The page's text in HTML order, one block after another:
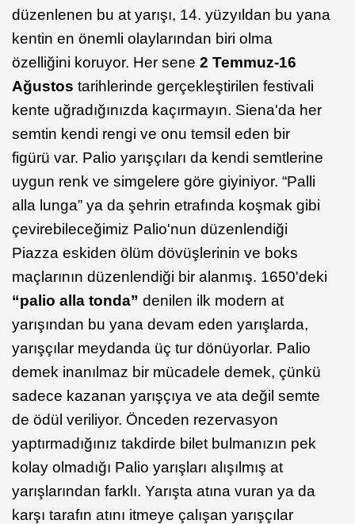
düzenlenen bu at yarışı, 14. yüzyıldan bu yana
kentin en önemli olaylarından biri olma
özelliğini koruyor. Her sene 2 Temmuz-16
Ağustos tarihlerinde gerçekleştirilen festivali
kente uğradığınızda kaçırmayın. Siena'da her
semtin kendi rengi ve onu temsil eden bir
figürü var. Palio yarışçıları da kendi semtlerine
uygun renk ve simgelere göre giyiniyor. “Palli
alla lunga” ya da şehrin etrafında koşmak gibi
çevirebileceğimiz Palio'nun düzenlendiği
Piazza eskiden ölüm dövüşlerinin ve boks
maçlarının düzenlendiği bir alanmış. 1650'deki
“palio alla tonda” denilen ilk modern at
yarışından bu yana devam eden yarışlarda,
yarışçılar meydanda üç tur dönüyorlar. Palio
demek inanılmaz bir mücadele demek, çünkü
sadece kazanan yarışçıya ve ata değil semte
de ödül veriliyor. Önceden rezervasyon
yaptırmadığınız takdirde bilet bulmanızın pek
kolay olmadığı Palio yarışları alışılmış at
yarışlarından farklı. Yarışta atına vuran ya da
karşı tarafın atını itmeye çalışan yarışçılar